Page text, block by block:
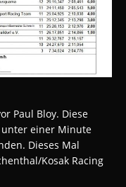
Paul Bloy. Diese
einer Minute
Dieses Mal
Kosak Racing